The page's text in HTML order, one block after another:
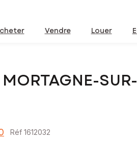
Vendre Louer
Réf 1612032